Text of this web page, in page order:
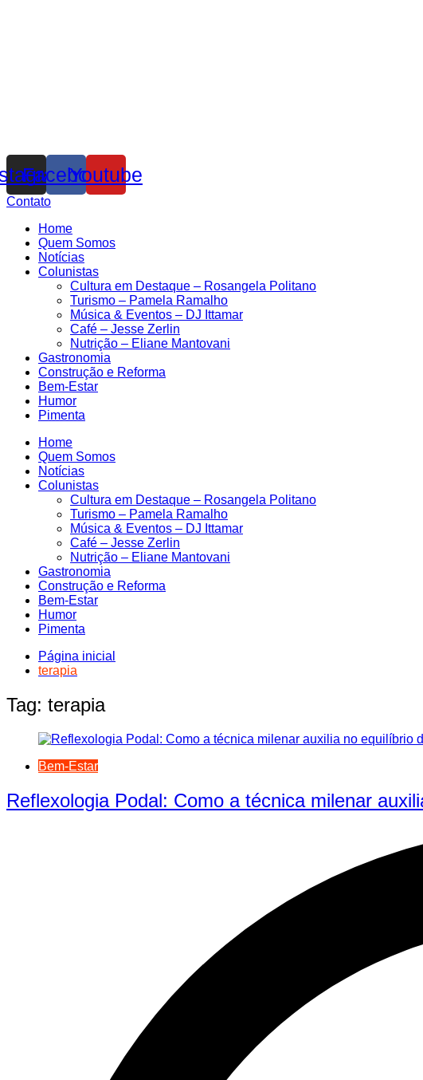
Facebook
Youtube
Contato
Home
Quem Somos
Notícias
Colunistas
Cultura em Destaque – Rosangela Politano
Turismo – Pamela Ramalho
Música & Eventos – DJ Ittamar
Café – Jesse Zerlin
Nutrição – Eliane Mantovani
Gastronomia
Construção e Reforma
Bem-Estar
Humor
Pimenta
Home
Quem Somos
Notícias
Colunistas
Cultura em Destaque – Rosangela Politano
Turismo – Pamela Ramalho
Música & Eventos – DJ Ittamar
Café – Jesse Zerlin
Nutrição – Eliane Mantovani
Gastronomia
Construção e Reforma
Bem-Estar
Humor
Pimenta
Página inicial
terapia
Tag: terapia
Bem-Estar
Reflexologia Podal: Como a técnica milenar